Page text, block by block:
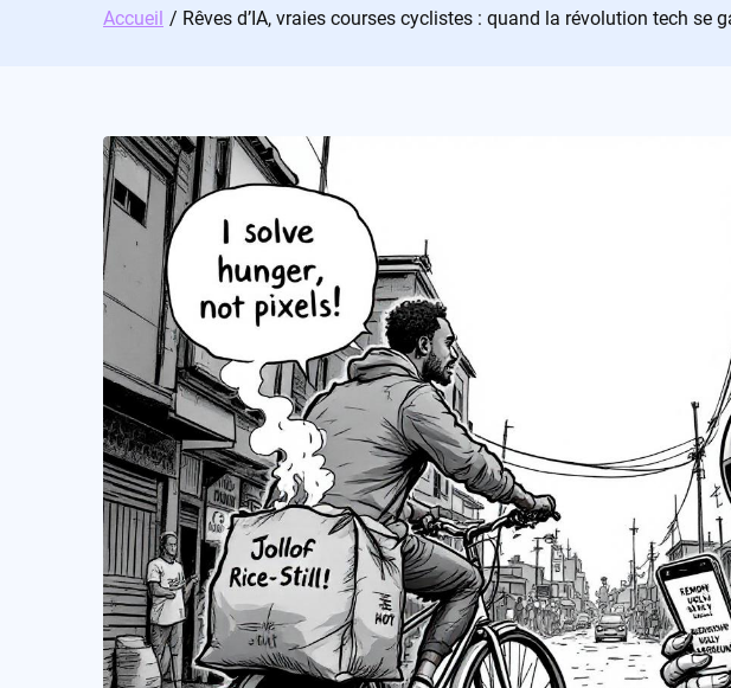
Accueil Rêves d’IA, vraies courses cyclistes : quand la révolution tech se